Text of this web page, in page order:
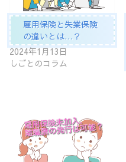
雇用保険と失業保険
の違いとは…？
2024年1月13日
しごとのコラム